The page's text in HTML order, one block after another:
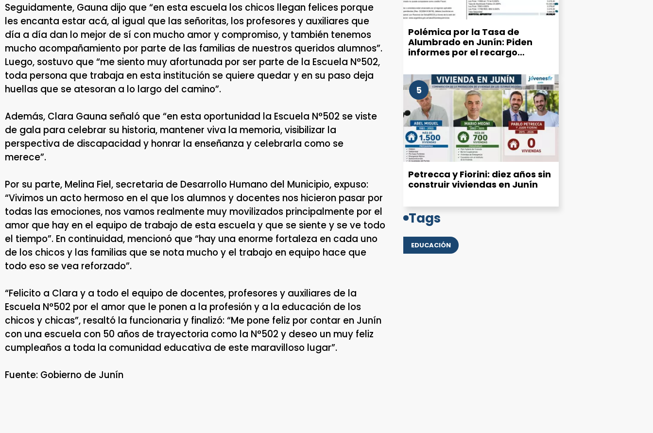
Seguidamente, Gauna dijo que “en esta escuela los chicos llegan felices porque
les encanta estar acá, al igual que las señoritas, los profesores y auxiliares que
día a día dan lo mejor de sí con mucho amor y compromiso, y también tenemos
mucho acompañamiento por parte de las familias de nuestros queridos alumnos”.
Luego, sostuvo que “me siento muy afortunada por ser parte de la Escuela N°502,
toda persona que trabaja en esta institución se quiere quedar y en su paso deja
huellas que se atesoran a lo largo del camino”.
Además, Clara Gauna señaló que “en esta oportunidad la Escuela N°502 se viste
de gala para celebrar su historia, mantener viva la memoria, visibilizar la
perspectiva de discapacidad y honrar la enseñanza y celebrarla como se
merece”.
Por su parte, Melina Fiel, secretaria de Desarrollo Humano del Municipio, expuso:
“Vivimos un acto hermoso en el que los alumnos y docentes nos hicieron pasar por
todas las emociones, nos vamos realmente muy movilizados principalmente por el
amor que hay en el equipo de trabajo de esta escuela y que se siente y se ve todo
el tiempo”. En continuidad, mencionó que “hay una enorme fortaleza en cada uno
de los chicos y las familias que se nota mucho y el trabajo en equipo hace que
todo eso se vea reforzado”.
“Felicito a Clara y a todo el equipo de docentes, profesores y auxiliares de la
Escuela N°502 por el amor que le ponen a la profesión y a la educación de los
chicos y chicas”, resaltó la funcionaria y finalizó: “Me pone feliz por contar en Junín
con una escuela con 50 años de trayectoria como la N°502 y deseo un muy feliz
cumpleaños a toda la comunidad educativa de este maravilloso lugar”.
Fuente: Gobierno de Junín
Polémica por la Tasa de
Alumbrado en Junín: Piden
informes por el recargo
de luz
5
Petrecca y Fiorini: diez años sin
construir viviendas en Junín
Tags
EDUCACIÓN